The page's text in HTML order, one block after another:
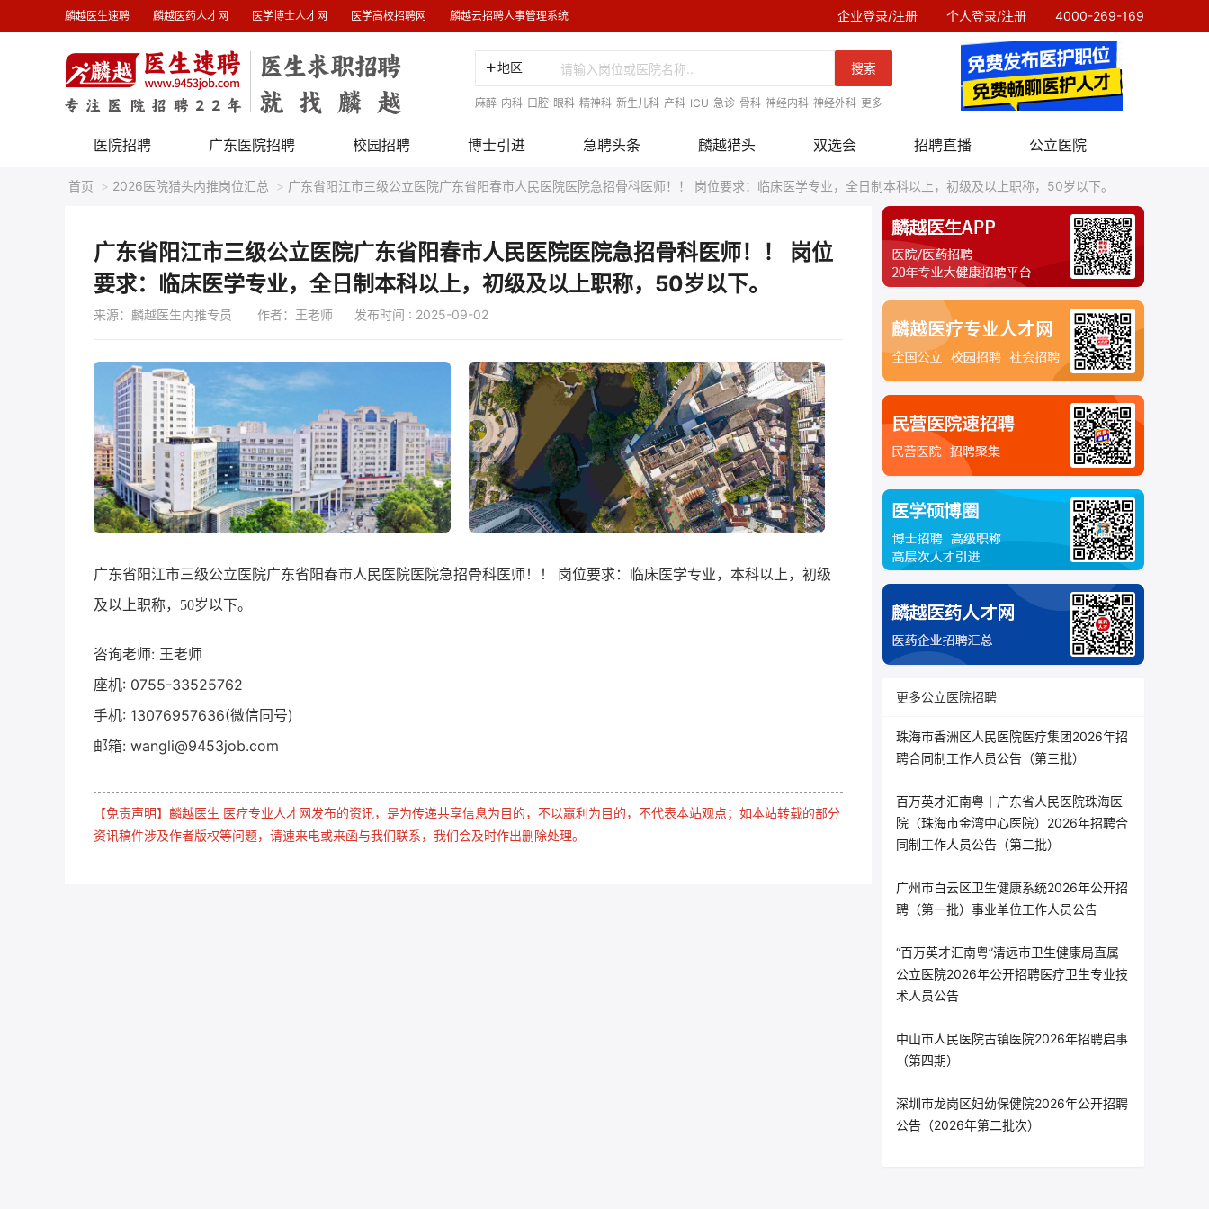
麟越医生速聘 麟越医药人才网 医学博士人才网 医学高校招聘网 麟越云招聘人事管理系统 企业登录/注册 个人登录/注册 4000-269-169
地区 搜索
麻醉 内科 口腔 眼科 精神科 新生儿科 产科 ICU 急诊 骨科 神经内科 神经外科 更多
医院招聘 广东医院招聘 校园招聘 博士引进 急聘头条 麟越猎头 双选会 招聘直播 公立医院
首页 > 2026医院猎头内推岗位汇总 > 广东省阳江市三级公立医院广东省阳春市人民医院医院急招骨科医师！！ 岗位要求：临床医学专业，全日制本科以上，初级及以上职称，50岁以下。
广东省阳江市三级公立医院广东省阳春市人民医院医院急招骨科医师！！ 岗位
要求：临床医学专业，全日制本科以上，初级及以上职称，50岁以下。
来源：麟越医生内推专员 作者：王老师 发布时间 : 2025-09-02
广东省阳江市三级公立医院广东省阳春市人民医院医院急招骨科医师！！ 岗位要求：临床医学专业，本科以上，初级
及以上职称，50岁以下。
咨询老师: 王老师
座机: 0755-33525762
手机: 13076957636(微信同号)
邮箱: wangli@9453job.com
【免责声明】麟越医生 医疗专业人才网发布的资讯，是为传递共享信息为目的，不以赢利为目的，不代表本站观点；如本站转载的部分
资讯稿件涉及作者版权等问题，请速来电或来函与我们联系，我们会及时作出删除处理。
更多公立医院招聘
珠海市香洲区人民医院医疗集团2026年招
聘合同制工作人员公告（第三批）
百万英才汇南粤丨广东省人民医院珠海医
院（珠海市金湾中心医院）2026年招聘合
同制工作人员公告（第二批）
广州市白云区卫生健康系统2026年公开招
聘（第一批）事业单位工作人员公告
“百万英才汇南粤”清远市卫生健康局直属
公立医院2026年公开招聘医疗卫生专业技
术人员公告
中山市人民医院古镇医院2026年招聘启事
（第四期）
深圳市龙岗区妇幼保健院2026年公开招聘
公告（2026年第二批次）